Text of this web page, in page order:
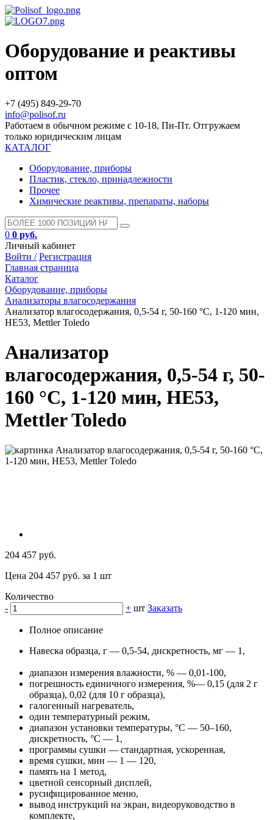
Оборудование и реактивы
оптом
+7 (495) 849-29-70
info@polisof.ru
Работаем в обычном режиме с 10-18, Пн-Пт. Отгружаем
только юридическим лицам
КАТАЛОГ
Оборудование, приборы
Пластик, стекло, принадлежности
Прочее
Химические реактивы, препараты, наборы
0 0 руб.
Личный кабинет
Войти / Регистрация
Главная страница
Каталог
Оборудование, приборы
Анализаторы влагосодержания
Анализатор влагосодержания, 0,5-54 г, 50-160 °С, 1-120 мин,
HE53, Mettler Toledo
Анализатор
влагосодержания, 0,5-54 г, 50-
160 °С, 1-120 мин, HE53,
Mettler Toledo
204 457 руб.
Цена 204 457 руб. за 1 шт
Количество
-
+ шт Заказать
Полное описание
Навеска образца, г — 0,5-54, дискретность, мг — 1,
диапазон измерения влажности, % — 0,01-100,
погрешность единичного измерения, %— 0,15 (для 2 г
образца), 0,02 (для 10 г образца),
галогенный нагреватель,
один температурный режим,
диапазон установки температуры, °С — 50–160,
дискретность, °С — 1,
программы сушки — стандартная, ускоренная,
время сушки, мин — 1 — 120,
память на 1 метод,
цветной сенсорный дисплей,
русифицированное меню,
вывод инструкций на экран, видеоруководство в
комплекте,